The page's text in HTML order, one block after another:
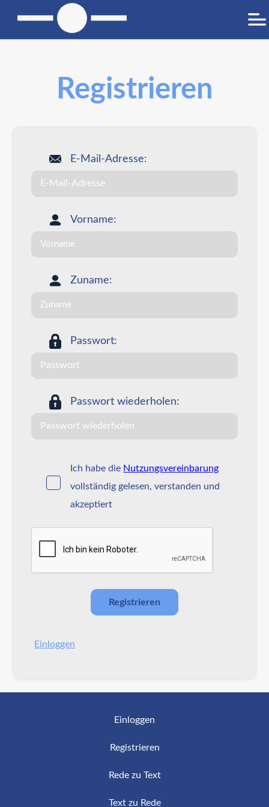
Registrieren
E-Mail-Adresse:
Vorname:
Zuname:
Passwort:
Passwort wiederholen:
Ich habe die Nutzungsvereinbarung
vollständig gelesen, verstanden und
akzeptiert
Einloggen
Einloggen
Registrieren
Rede zu Text
Text zu Rede